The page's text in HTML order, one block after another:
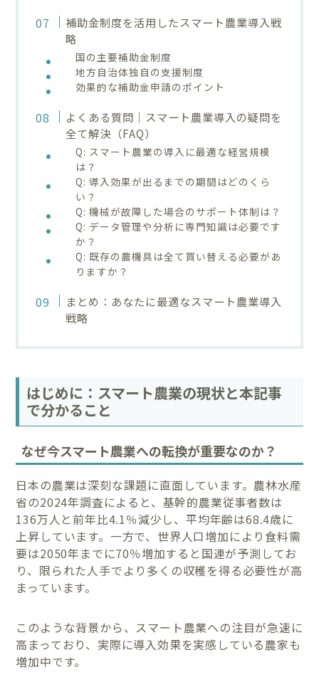
補助金制度を活用したスマート農業導入戦
略
国の主要補助金制度
地方自治体独自の支援制度
効果的な補助金申請のポイント
よくある質問｜スマート農業導入の疑問を
全て解決（FAQ）
Q: スマート農業の導入に最適な経営規模
は？
Q: 導入効果が出るまでの期間はどのくら
い？
Q: 機械が故障した場合のサポート体制は？
Q: データ管理や分析に専門知識は必要です
か？
Q: 既存の農機具は全て買い替える必要があ
りますか？
まとめ：あなたに最適なスマート農業導入
戦略
はじめに：スマート農業の現状と本記事
で分かること
なぜ今スマート農業への転換が重要なのか？
日本の農業は深刻な課題に直面しています。農林水産
省の2024年調査によると、基幹的農業従事者数は
136万人と前年比4.1％減少し、平均年齢は68.4歳に
上昇しています。一方で、世界人口増加により食料需
要は2050年までに70％増加すると国連が予測してお
り、限られた人手でより多くの収穫を得る必要性が高
まっています。
このような背景から、スマート農業への注目が急速に
高まっており、実際に導入効果を実感している農家も
増加中です。